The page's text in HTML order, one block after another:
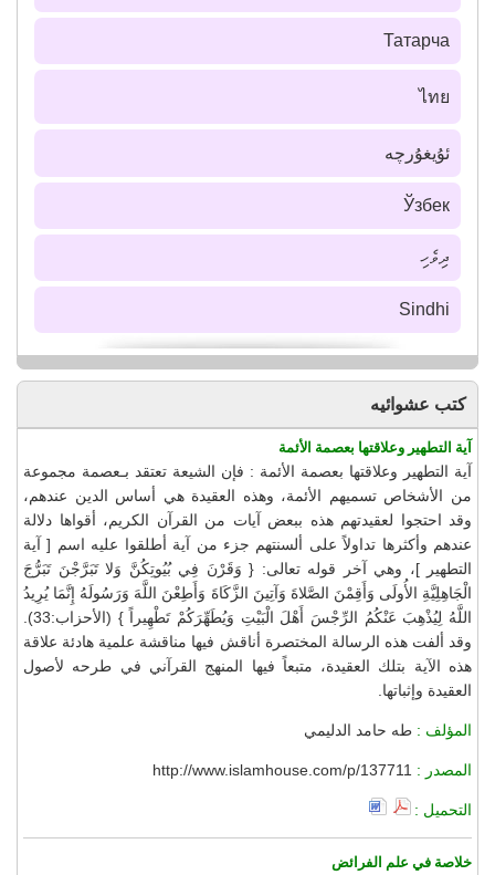
Татарча
ไทย
ئۇيغۇرچە
Ўзбек
ދިވެހި
Sindhi
كتب عشوائيه
آية التطهير وعلاقتها بعصمة الأئمة
آية التطهير وعلاقتها بعصمة الأئمة : فإن الشيعة تعتقد بـعصمة مجموعة
من الأشخاص تسميهم الأئمة، وهذه العقيدة هي أساس الدين عندهم،
وقد احتجوا لعقيدتهم هذه ببعض آيات من القرآن الكريم، أقواها دلالة
عندهم وأكثرها تداولاً على ألسنتهم جزء من آية أطلقوا عليه اسم [ آية
التطهير ]، وهي آخر قوله تعالى: { وَقَرْنَ فِي بُيُوتِكُنَّ وَلا تَبَرَّجْنَ تَبَرُّجَ
الْجَاهِلِيَّةِ الأُولَى وَأَقِمْنَ الصَّلاةَ وَآتِينَ الزَّكَاةَ وَأَطِعْنَ اللَّهَ وَرَسُولَهُ إِنَّمَا يُرِيدُ
اللَّهُ لِيُذْهِبَ عَنْكُمُ الرِّجْسَ أَهْلَ الْبَيْتِ وَيُطَهِّرَكُمْ تَطْهِيراً } (الأحزاب:33).
وقد ألفت هذه الرسالة المختصرة أناقش فيها مناقشة علمية هادئة علاقة
هذه الآية بتلك العقيدة، متبعاً فيها المنهج القرآني في طرحه لأصول
العقيدة وإثباتها.
المؤلف : طه حامد الدليمي
المصدر : http://www.islamhouse.com/p/137711
التحميل :
خلاصة في علم الفرائض